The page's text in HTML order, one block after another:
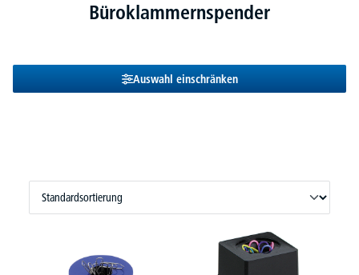
Büroklammernspender
Auswahl einschränken